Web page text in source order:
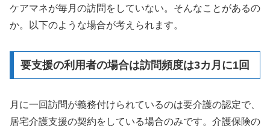
ケアマネが毎月の訪問をしていない。そんなことがあるの
か。以下のような場合が考えられます。
要支援の利用者の場合は訪問頻度は3カ月に1回
月に一回訪問が義務付けられているのは要介護の認定で、
居宅介護支援の契約をしている場合のみです。介護保険の